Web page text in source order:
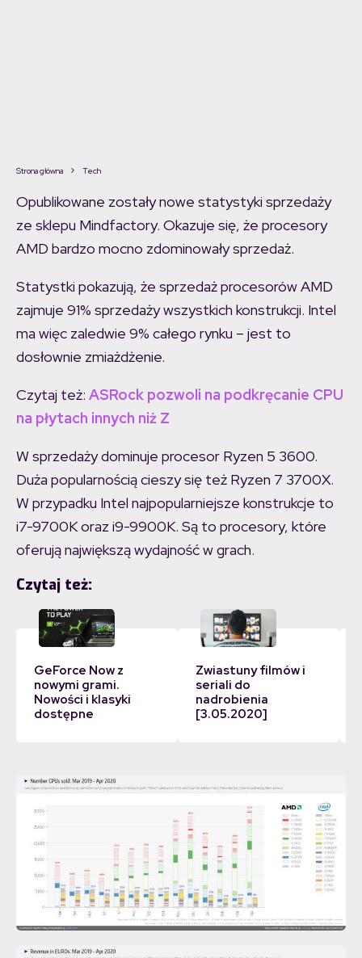
Strona główna Tech
Opublikowane zostały nowe statystyki sprzedaży
ze sklepu Mindfactory. Okazuje się, że procesory
AMD bardzo mocno zdominowały sprzedaż.
Statystki pokazują, że sprzedaż procesorów AMD
zajmuje 91% sprzedaży wszystkich konstrukcji. Intel
ma więc zaledwie 9% całego rynku – jest to
dosłownie zmiażdżenie.
Czytaj też: ASRock pozwoli na podkręcanie CPU
na płytach innych niż Z
W sprzedaży dominuje procesor Ryzen 5 3600.
Duża popularnością cieszy się też Ryzen 7 3700X.
W przypadku Intel najpopularniejsze konstrukcje to
i7-9700K oraz i9-9900K. Są to procesory, które
oferują największą wydajność w grach.
Czytaj też:
GeForce Now z
nowymi grami.
Nowości i klasyki
dostępne
Zwiastuny filmów i
seriali do
nadrobienia
[3.05.2020]